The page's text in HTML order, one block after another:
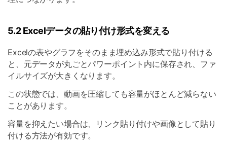
5.2 Excelデータの貼り付け形式を変える
Excelの表やグラフをそのまま埋め込み形式で貼り付ける
と、元データが丸ごとパワーポイント内に保存され、ファ
イルサイズが大きくなります。
この状態では、動画を圧縮しても容量がほとんど減らない
ことがあります。
容量を抑えたい場合は、リンク貼り付けや画像として貼り
付ける方法が有効です。